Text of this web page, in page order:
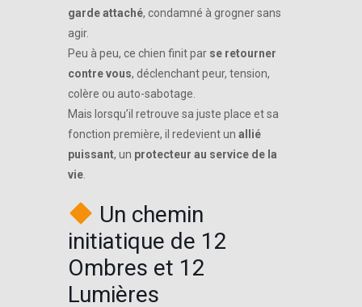
garde attaché, condamné à grogner sans
agir.
Peu à peu, ce chien finit par se retourner
contre vous, déclenchant peur, tension,
colère ou auto-sabotage.
Mais lorsqu’il retrouve sa juste place et sa
fonction première, il redevient un allié
puissant, un protecteur au service de la
vie
Un chemin
initiatique de 12
Ombres et 12
Lumières